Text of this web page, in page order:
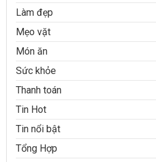
Làm đẹp
Mẹo vặt
Món ăn
Sức khỏe
Thanh toán
Tin Hot
Tin nổi bật
Tổng Hợp